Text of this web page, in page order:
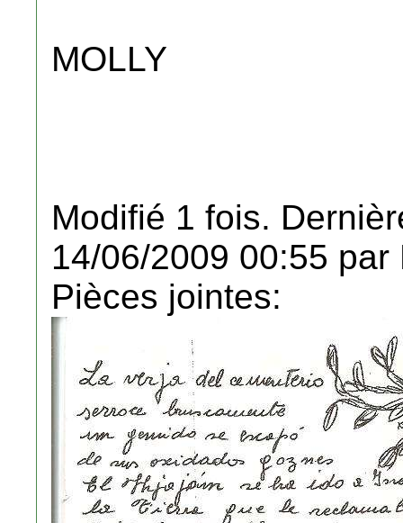
MOLLY
Modifié 1 fois.
14/06/2009 00:55 par
Pièces jointes: